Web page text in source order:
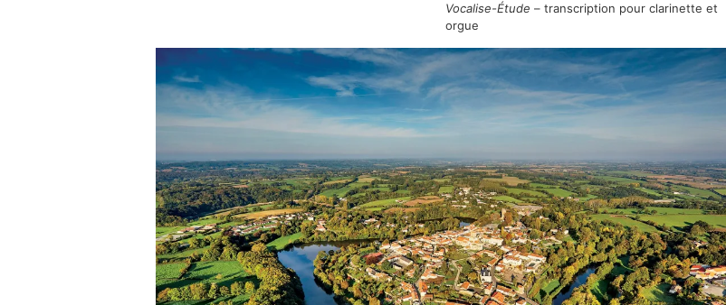
Vocalise-Étude – transcription pour clarinette et
orgue